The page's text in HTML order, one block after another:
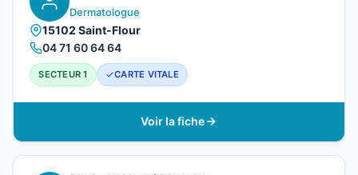
Dermatologue
15102 Saint-Flour
04 71 60 64 64
SECTEUR 1 CARTE VITALE
Voir la fiche